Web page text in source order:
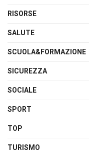
RISORSE
SALUTE
SCUOLA&FORMAZIONE
SICUREZZA
SOCIALE
SPORT
TOP
TURISMO